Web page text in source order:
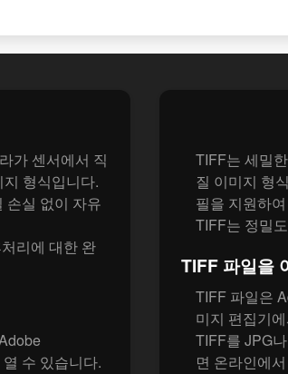
가 센서에서 직
형식입니다.
손실 없이 자유
리에 대한 완
수 있습니다.
TIFF는 세밀
질 이미지 형
필을 지원하
TIFF는 정밀
TIFF 파일을
TIFF 파일은
미지 편집기
TIFF를 JPG
면 온라인에